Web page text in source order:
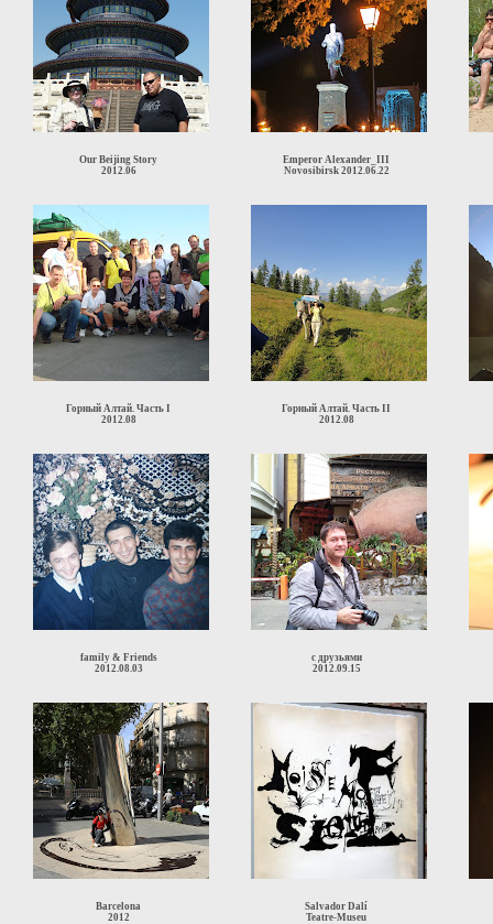
Our Beijing Story
2012.06
Emperor Alexander_III
Novosibirsk 2012.06.22
Горный Алтай. Часть I
2012.08
Горный Алтай. Часть II
2012.08
family & Friends
2012.08.03
с друзьями
2012.09.15
Barcelona
2012
Salvador Dalí
Teatre-Museu